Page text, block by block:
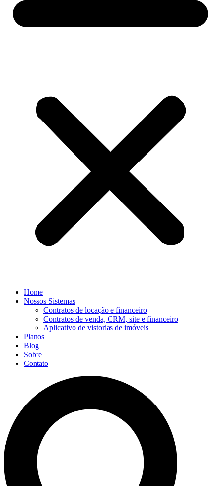
Home
Nossos Sistemas
Contratos de locação e financeiro
Contratos de venda, CRM, site e financeiro
Aplicativo de vistorias de imóveis
Planos
Blog
Sobre
Contato